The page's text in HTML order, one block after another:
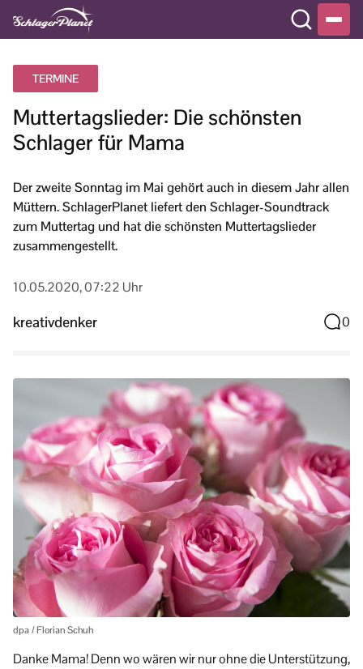
TERMINE
Muttertagslieder: Die schönsten
Schlager für Mama
Der zweite Sonntag im Mai gehört auch in diesem Jahr allen
Müttern. SchlagerPlanet liefert den Schlager-Soundtrack
zum Muttertag und hat die schönsten Muttertagslieder
zusammengestellt.
10.05.2020, 07:22 Uhr
kreativdenker 0
dpa / Florian Schuh
Danke Mama! Denn wo wären wir nur ohne die Unterstützung,